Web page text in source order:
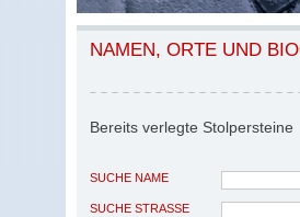
NAMEN, ORTE UND
Bereits verlegte Stolpersteine
SUCHE NAME
SUCHE STRASSE